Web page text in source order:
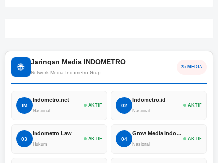
🌐
Jaringan Media INDOMETRO
Network Media Indometro Grup
25 MEDIA
IM
Indometro.net
Nasional
AKTIF 02
Indometro.id
Nasional
AKTIF
03
Indometro Law
Hukum
AKTIF 04
Grow Media Indonesia
Nasional
AKTIF